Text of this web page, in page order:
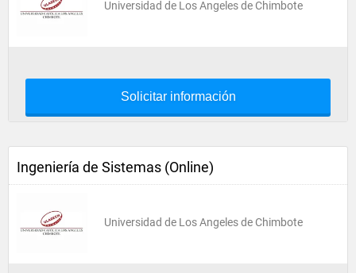
Universidad de Los Angeles de Chimbote
Solicitar información
Ingeniería de Sistemas (Online)
Universidad de Los Angeles de Chimbote